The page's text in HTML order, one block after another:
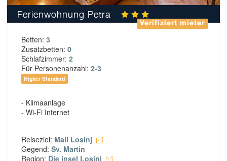
Ferienwohnung Petra
Verifiziert mieter
Betten: 3
Zusatzbetten: 0
Schlafzimmer: 2
Für Personenanzahl: 2-3
Higher Standard
- Klimaanlage
- Wi-Fi Internet
Reiseziel: Mali Losinj
Gegend: Sv. Martin
Region: Die insel Losinj